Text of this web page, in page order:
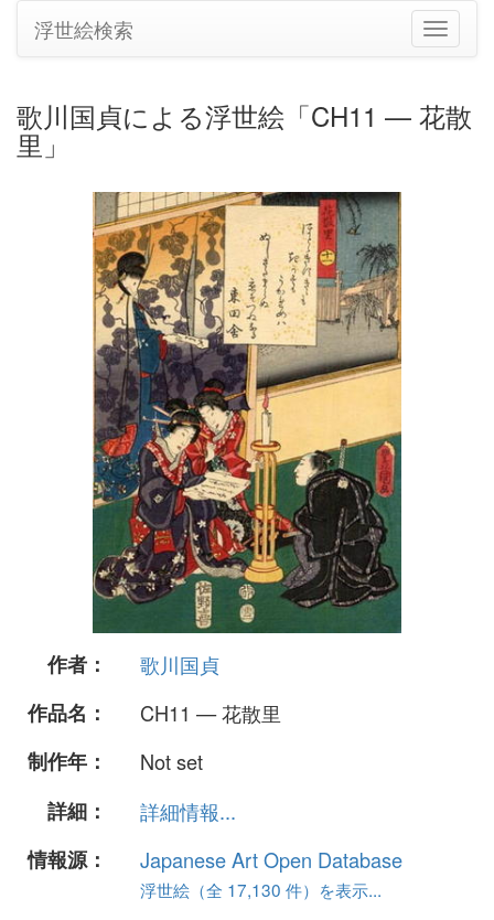
ナ
ビ
シ
浮世絵検索
歌川国貞による浮世絵「CH11 — 花散
里」
作者：
歌川国貞
作品名：
CH11 — 花散里
制作年：
Not set
詳細：
詳細情報...
情報源：
Japanese Art Open Database
浮世絵（全 17,130 件）を表示...